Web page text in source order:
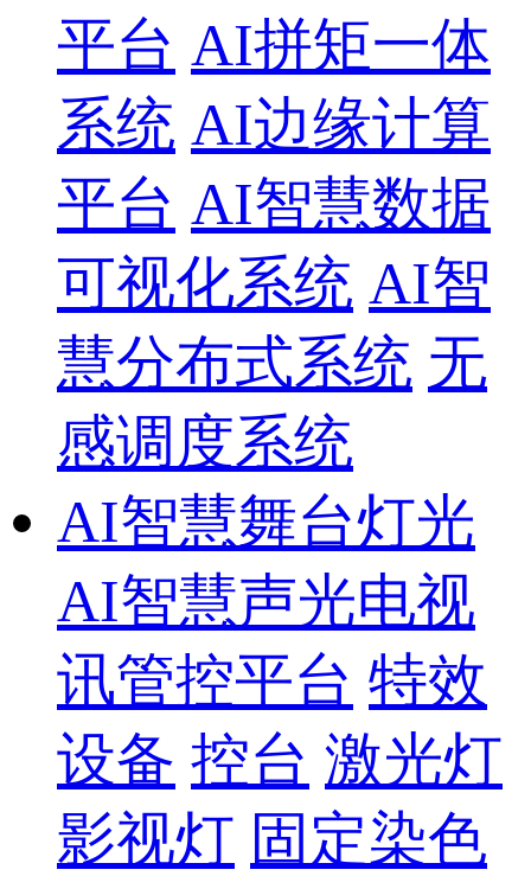
平台 AI拼矩一体
系统 AI边缘计算
平台 AI智慧数据
可视化系统 AI智
慧分布式系统 无
感调度系统
AI智慧舞台灯光
AI智慧声光电视
讯管控平台 特效
设备 控台 激光灯
影视灯 固定染色